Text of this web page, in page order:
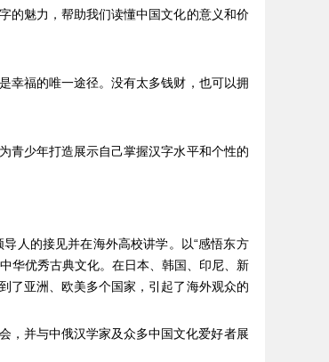
的魅力，帮助我们读懂中国文化的意义和价
幸福的唯一途径。没有太多钱财，也可以拥
青少年打造展示自己掌握汉字水平和个性的
人的接见并在海外高校讲学。以“感悟东方
华优秀古典文化。在日本、韩国、印尼、新
了亚洲、欧美多个国家，引起了海外观众的
，并与中俄汉学家及众多中国文化爱好者展